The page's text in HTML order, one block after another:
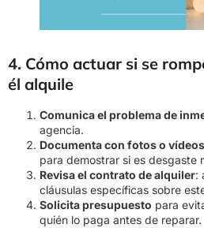
4. Cómo actuar si se
él alquile
Comunica el problema de
agencia.
Documenta con fotos o vídeos
para demostrar si es desgaste
Revisa el contrato de alquiler:
cláusulas específicas sobre
Solicita presupuesto para
quién lo paga antes de reparar.